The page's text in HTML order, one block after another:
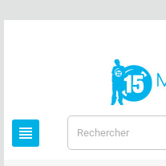
view_headline